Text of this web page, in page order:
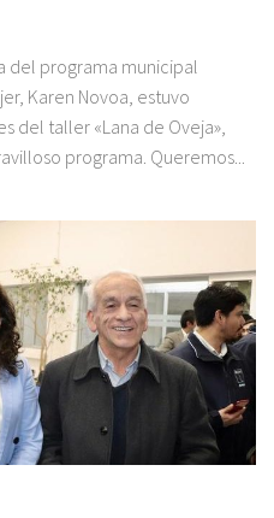
del programa municipal
Karen Novoa, estuvo
del taller «Lana de Oveja»,
programa. Queremos...